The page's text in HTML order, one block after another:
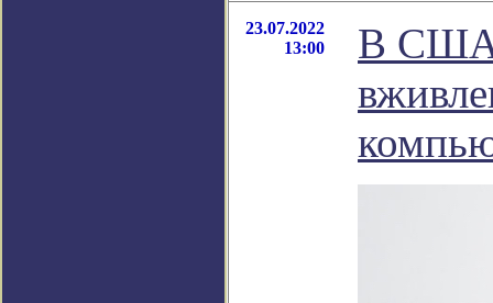
23.07.2022
13:00
В США